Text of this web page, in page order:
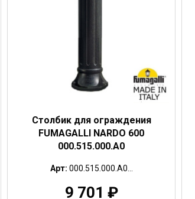
Столбик для ограждения
FUMAGALLI NARDO 600
000.515.000.A0
Арт: 000.515.000.A0...
9 701 ₽